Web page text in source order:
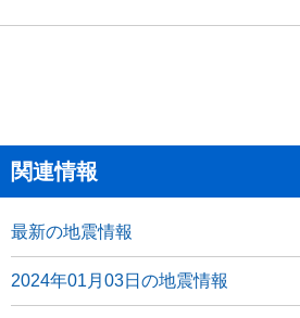
関連情報
最新の地震情報
2024年01月03日の地震情報